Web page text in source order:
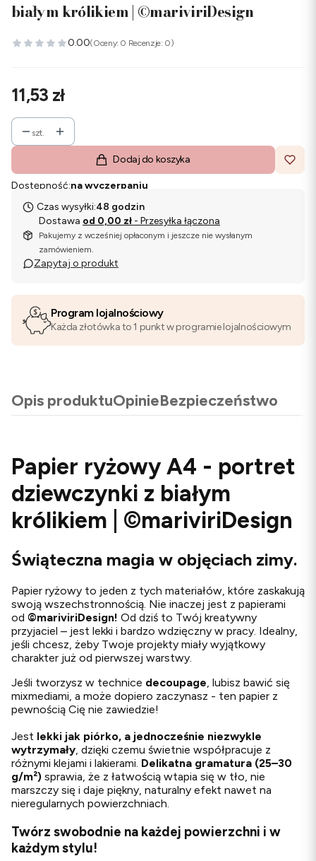
białym królikiem | ©mariviriDesign
0.00(Oceny: 0 Recenzje: 0)
Cena
11,53 zł
szt.
Dodaj do koszyka
Dostępność:na wyczerpaniu
Czas wysyłki:48 godzin
Dostawa od 0,00 zł - Przesyłka łączona
Pakujemy z wcześniej opłaconym i jeszcze nie wysłanym
zamówieniem.
Zapytaj o produkt
Program lojalnościowy
Każda złotówka to 1 punkt w programie lojalnościowym
Opis produktuOpinieBezpieczeństwo
Papier ryżowy A4 - portret
dziewczynki z białym
królikiem | ©mariviriDesign
Świąteczna magia w objęciach zimy.
Papier ryżowy to jeden z tych materiałów, które zaskakują
swoją wszechstronnością. Nie inaczej jest z papierami
od ©mariviriDesign! Od dziś to Twój kreatywny
przyjaciel – jest lekki i bardzo wdzięczny w pracy. Idealny,
jeśli chcesz, żeby Twoje projekty miały wyjątkowy
charakter już od pierwszej warstwy.
Jeśli tworzysz w technice decoupage , lubisz bawić się
mixmediami, a może dopiero zaczynasz - ten papier z
pewnością Cię nie zawiedzie!
Jest lekki jak piórko, a jednocześnie niezwykle
wytrzymały , dzięki czemu świetnie współpracuje z
różnymi klejami i lakierami. Delikatna gramatura (25–30
g/m²) sprawia, że z łatwością wtapia się w tło, nie
marszczy się i daje piękny, naturalny efekt nawet na
nieregularnych powierzchniach.
Twórz swobodnie na każdej powierzchni i w
każdym stylu!